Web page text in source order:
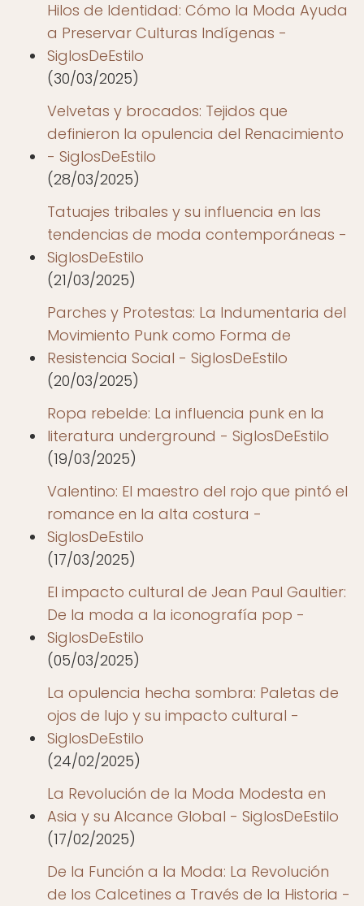
Hilos de Identidad: Cómo la Moda Ayuda
a Preservar Culturas Indígenas -
SiglosDeEstilo
(30/03/2025)
Velvetas y brocados: Tejidos que
definieron la opulencia del Renacimiento
- SiglosDeEstilo
(28/03/2025)
Tatuajes tribales y su influencia en las
tendencias de moda contemporáneas -
SiglosDeEstilo
(21/03/2025)
Parches y Protestas: La Indumentaria del
Movimiento Punk como Forma de
Resistencia Social - SiglosDeEstilo
(20/03/2025)
Ropa rebelde: La influencia punk en la
literatura underground - SiglosDeEstilo
(19/03/2025)
Valentino: El maestro del rojo que pintó el
romance en la alta costura -
SiglosDeEstilo
(17/03/2025)
El impacto cultural de Jean Paul Gaultier:
De la moda a la iconografía pop -
SiglosDeEstilo
(05/03/2025)
La opulencia hecha sombra: Paletas de
ojos de lujo y su impacto cultural -
SiglosDeEstilo
(24/02/2025)
La Revolución de la Moda Modesta en
Asia y su Alcance Global - SiglosDeEstilo
(17/02/2025)
De la Función a la Moda: La Revolución
de los Calcetines a Través de la Historia -